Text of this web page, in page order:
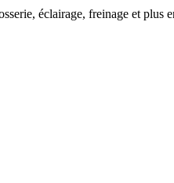
éclairage, freinage et plus